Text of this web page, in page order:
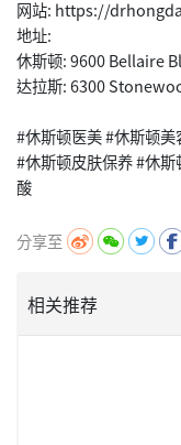
网站: https://
地址:
休斯顿: 9600 Bellaire
达拉斯: 6300
#休斯顿医美 #休斯顿
#休斯顿皮肤保养 #休
分享至
相关推荐